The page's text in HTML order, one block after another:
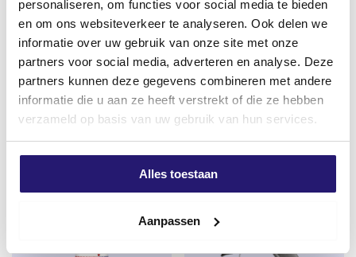
personaliseren, om functies voor social media te bieden
en om ons websiteverkeer te analyseren. Ook delen we
informatie over uw gebruik van onze site met onze
partners voor social media, adverteren en analyse. Deze
partners kunnen deze gegevens combineren met andere
informatie die u aan ze heeft verstrekt of die ze hebben
verzameld op basis van uw gebruik van hun services.
Alles toestaan
Aanpassen
parfaitement adaptées à la géométrie du mandrin. Cela
garantit une
élimination rapide de la farine de
forage
, une usure minimale et la
vitesse de forage la
plus élevée
de sa catégorie.
Le foret estdoté d’un raccord SDS-plus, adapté aux
marteaux rotatifs courants, et porte la marque PGM
qui garantit la précision dimensionnelle et la sécurité
Caractéristiques principales :
Conception à 4 fraises
pour des trous précis
vis à panneaux d’aggloméré
filetage creux 4,0 x 40 TX-20
zingué 200 pcs6
excl. BTW:€3,10
Masque à poussière fine FFP3
€1,45
excl. BTW: €1,20
En stock